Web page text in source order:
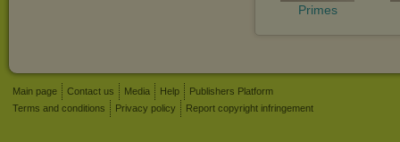
Primes
Main page Contact us Media Help
Publishers Platform
Terms and conditions
Privacy policy Report copyright infringement